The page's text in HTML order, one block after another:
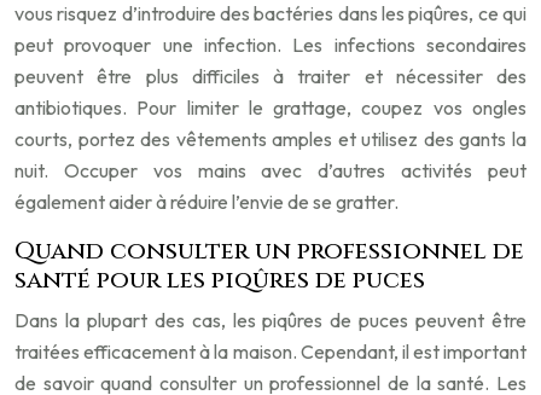
vous risquez d’introduire des bactéries dans les piqûres, ce qui
peut provoquer une infection. Les infections secondaires
peuvent être plus difficiles à traiter et nécessiter des
antibiotiques. Pour limiter le grattage, coupez vos ongles
courts, portez des vêtements amples et utilisez des gants la
nuit. Occuper vos mains avec d’autres activités peut
également aider à réduire l’envie de se gratter.
Quand consulter un professionnel de
santé pour les piqûres de puces
Dans la plupart des cas, les piqûres de puces peuvent être
traitées efficacement à la maison. Cependant, il est important
de savoir quand consulter un professionnel de la santé. Les